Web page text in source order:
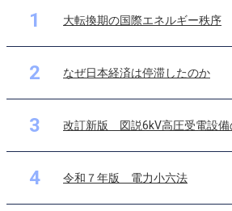
1 大転換期の国際エネルギー秩序
2 なぜ日本経済は停滞したのか
3 改訂新版 図説6kV高圧受電設備
4 令和７年版 電力小六法